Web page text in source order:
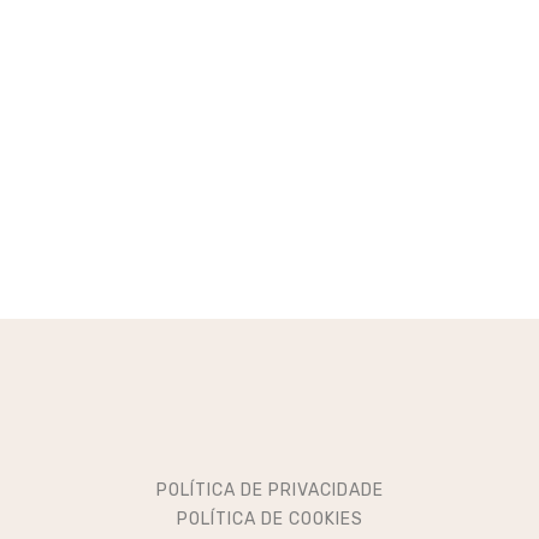
POLÍTICA DE PRIVACIDADE
POLÍTICA DE COOKIES